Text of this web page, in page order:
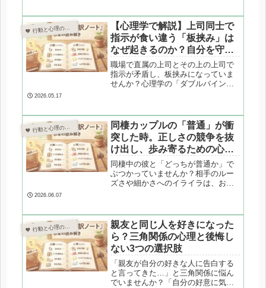
りから自分と組織を守る「境界線」
の引き方を解説します。
 行動と心理の翻訳ノート
【心理学で解説】上司同士で
指示が食い違う「板挟み」は
なぜ起きるのか？自分を守る3
つの防衛術
職場で直属の上司とその上の上司で
指示が矛盾し、板挟みになっていま
せんか？心理学の「ダブルバイン
分の心と評価を守る、3つの実践的な
コミュニケーション防衛術を解説し
ます。
2026.05.17
 行動と心理の翻訳ノート
同棲カップルの「普通」が衝
突した時。正しさの競争を抜
け出し、歩み寄るための心理
学
同棲中の彼と「どっちが普通か」で
ぶつかっていませんか？相手のルー
ズさや細かさへのイライラは、お互
の競争から抜け出して二人で歩み寄
るための具体的な3つのステップを専
門的に解説します。
2026.06.07
 行動と心理の翻訳ノート
親友と同じ人を好きになった
ら？三角関係の心理と後悔し
ない3つの選択肢
「親友が自分の好きな人に告白する
と言ってきた…」と三角関係に悩ん
でいませんか？「自分の好意に気づ